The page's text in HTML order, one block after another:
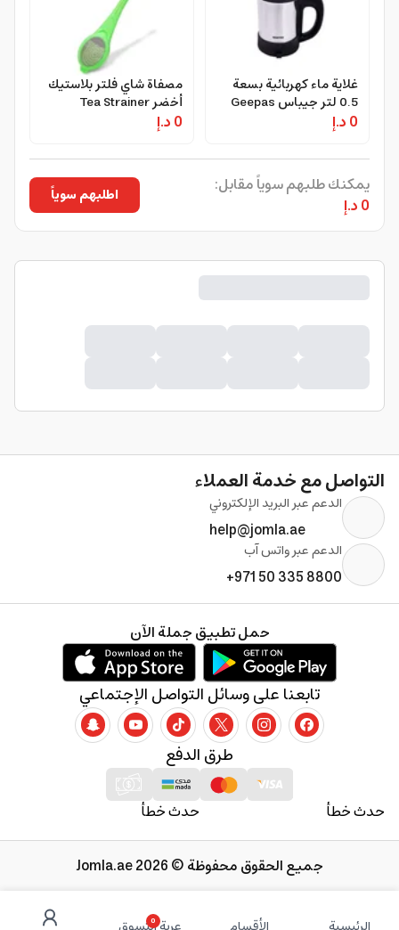
0
غلاية ماء كهربائية بسعة
0.5 لتر جيباس Geepas
Electric kettle
0 د.إ
مصفاة شاي فلتر بلاستيك
أخضر Tea Strainer
Infuser Filter - Green -
O Ozone
0 د.إ
يمكنك طلبهم سوياً مقابل:
0 د.إ
اطلبهم سوياً
التواصل مع خدمة العملاء
الدعم عبر البريد الإلكتروني
help@jomla.ae
الدعم عبر واتس آب
+971 50 335 8800
حدث خطأ حدث خطأ
طرق الدفع
تابعنا على وسائل التواصل الإجتماعي
حمل تطبيق جملة الآن
جميع الحقوق محفوظة © 2026 Jomla.ae